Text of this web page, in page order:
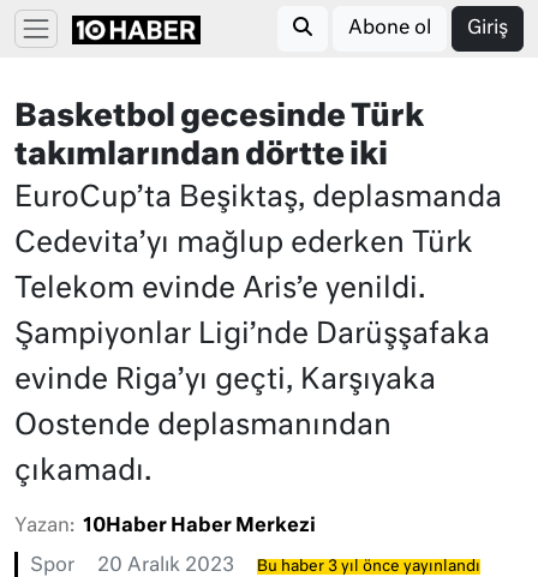
Abone ol Giriş
Basketbol gecesinde Türk
takımlarından dörtte iki
EuroCup’ta Beşiktaş, deplasmanda
Cedevita’yı mağlup ederken Türk
Telekom evinde Aris’e yenildi.
Şampiyonlar Ligi’nde Darüşşafaka
evinde Riga’yı geçti, Karşıyaka
Oostende deplasmanından
çıkamadı.
Yazan: 10Haber Haber Merkezi
Spor 20 Aralık 2023 Bu haber 3 yıl önce yayınlandı